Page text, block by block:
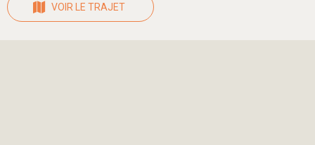
VOIR LE TRAJET